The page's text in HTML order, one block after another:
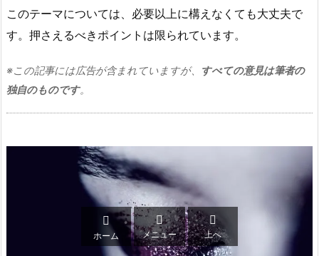
このテーマについては、必要以上に構えなくても大丈夫で
す。押さえるべきポイントは限られています。
※この記事には広告が含まれていますが、
すべての意見は筆者の
独自のものです。

ホーム

メニュー

上へ